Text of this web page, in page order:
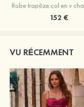
152 €
VU RÉCEMMENT